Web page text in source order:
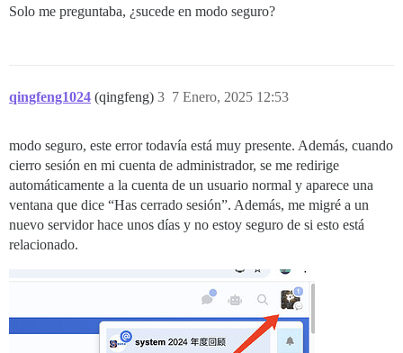
Solo me preguntaba, ¿sucede en modo seguro?
qingfeng1024 (qingfeng) 7 Enero, 2025 12:53
3
modo seguro, este error todavía está muy presente. Además, cuando
cierro sesión en mi cuenta de administrador, se me redirige
automáticamente a la cuenta de un usuario normal y aparece una
ventana que dice “Has cerrado sesión”. Además, me migré a un
nuevo servidor hace unos días y no estoy seguro de si esto está
relacionado.